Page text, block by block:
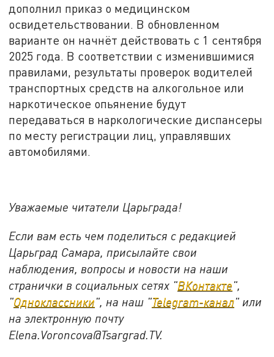
дополнил приказ о медицинском
освидетельствовании. В обновленном
варианте он начнёт действовать с 1 сентября
2025 года. В соответствии с изменившимися
правилами, результаты проверок водителей
транспортных средств на алкогольное или
наркотическое опьянение будут
передаваться в наркологические диспансеры
по месту регистрации лиц, управлявших
автомобилями.
Уважаемые читатели Царьграда!
Если вам есть чем поделиться с редакцией
Царьград Самара, присылайте свои
наблюдения, вопросы и новости на наши
странички в социальных сетях "ВКонтакте",
"Одноклассники", на наш "Telegram-канал" или
на электронную почту
Elena.Voroncova@Tsargrad.TV.